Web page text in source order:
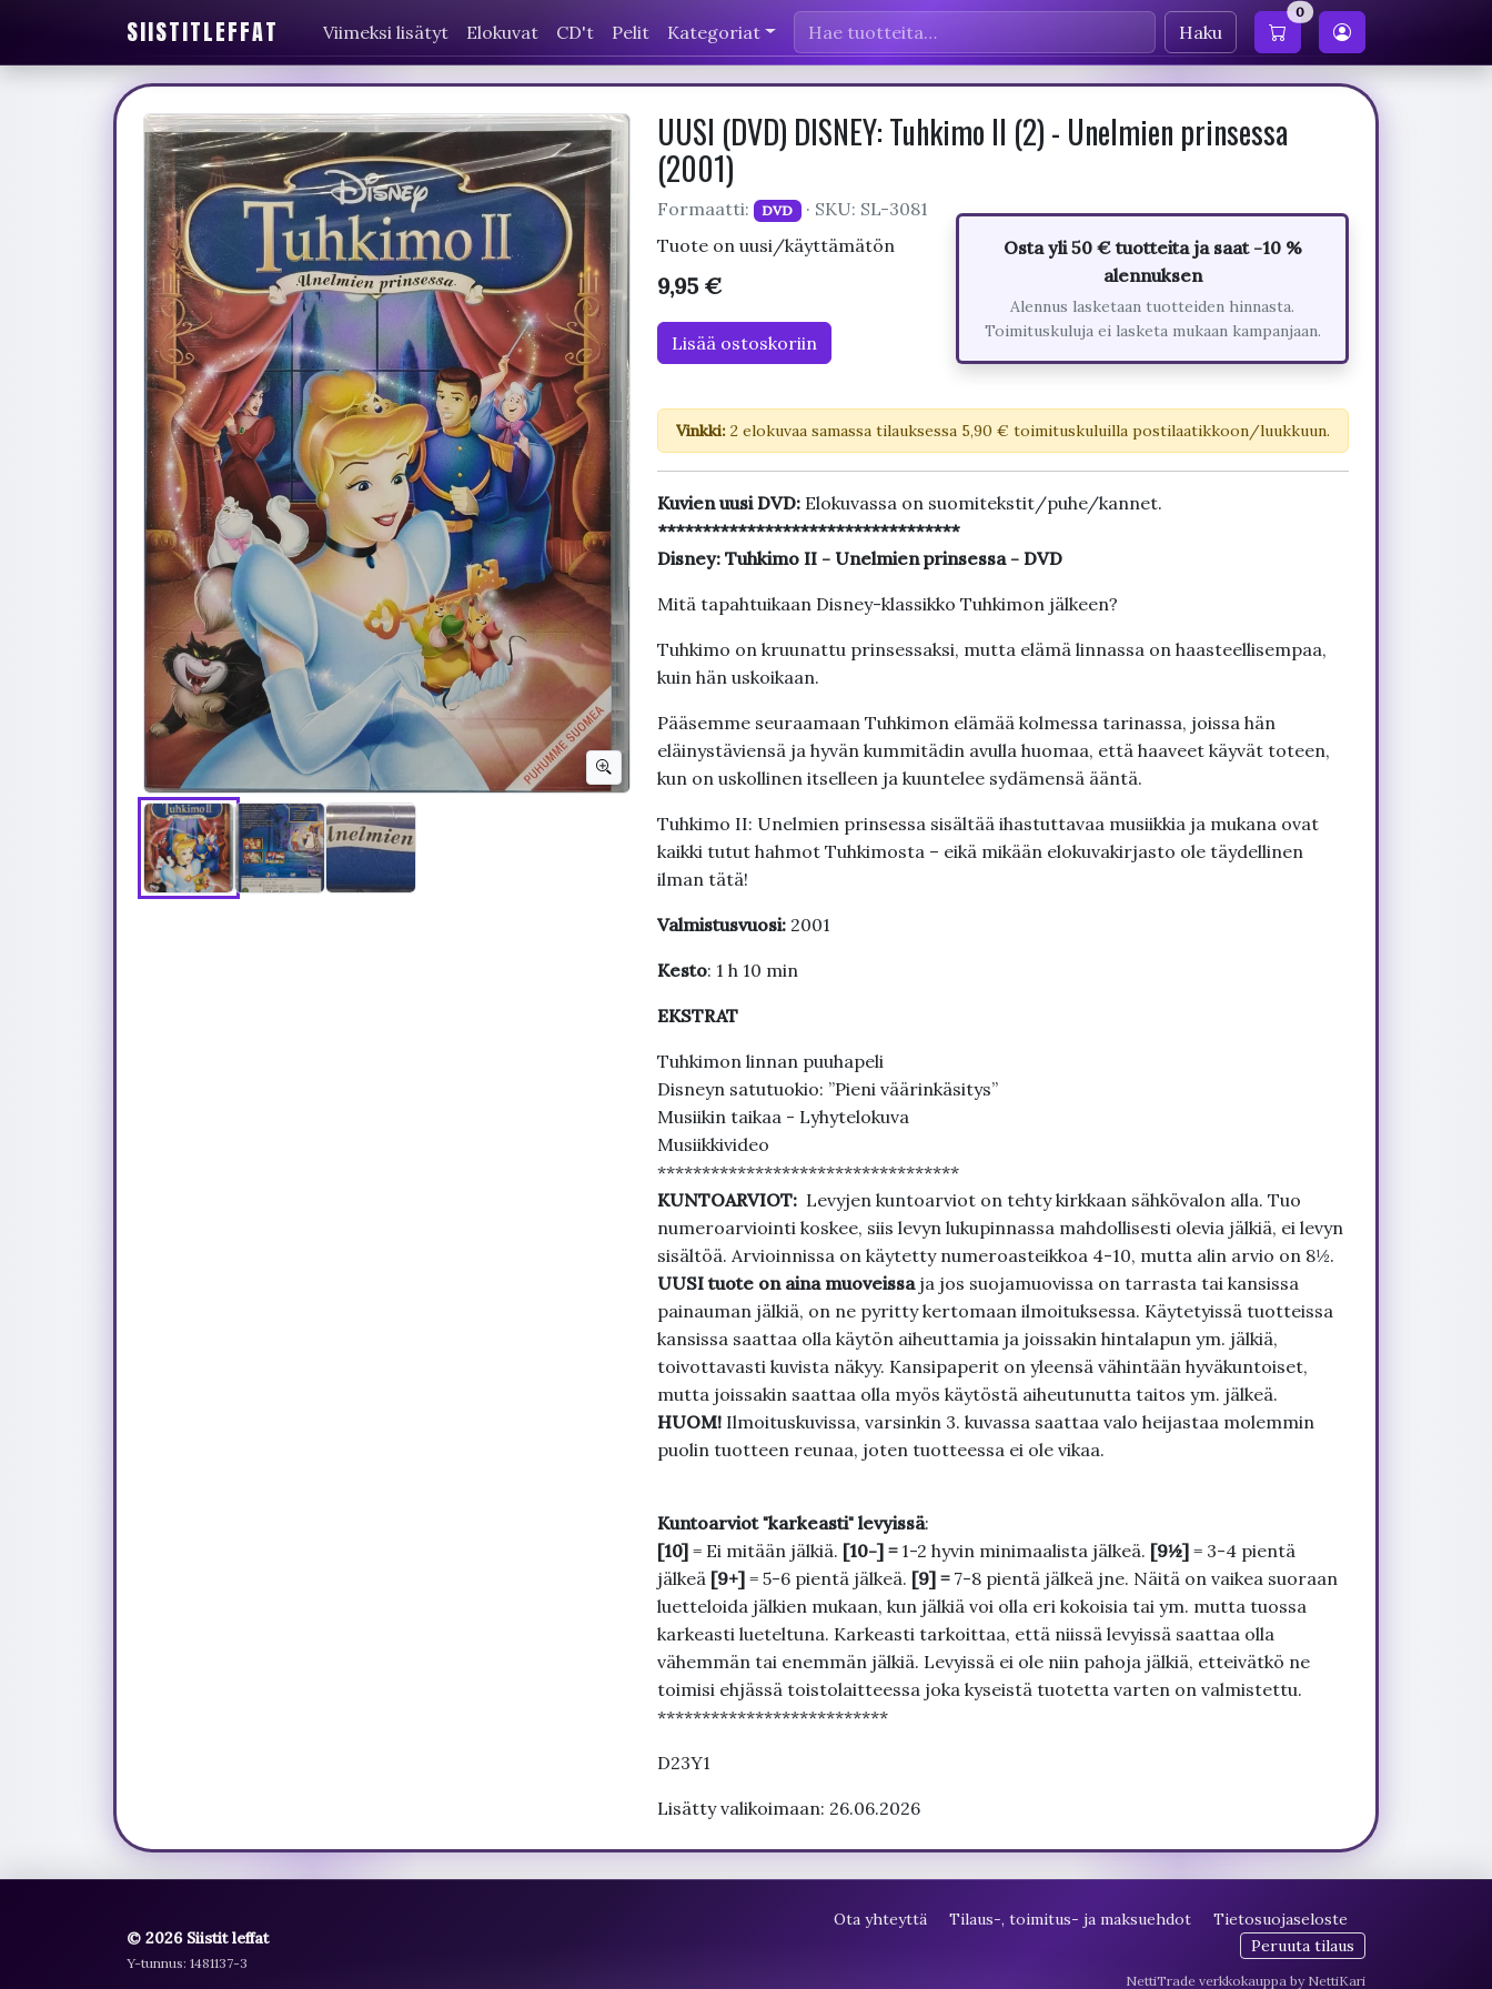
SIISTITLEFFAT Viimeksi lisätyt Elokuvat CD't Pelit Kategoriat Haku
0
UUSI (DVD) DISNEY: Tuhkimo II (2) - Unelmien prinsessa
(2001)
Formaatti: DVD
· SKU: SL-3081
Tuote on uusi/käyttämätön
9,95 €
Lisää ostoskoriin
Osta yli 50 € tuotteita ja saat -10 %
alennuksen
Alennus lasketaan tuotteiden hinnasta.
Toimituskuluja ei lasketa mukaan kampanjaan.
Vinkki:2 elokuvaa samassa tilauksessa 5,90 € toimituskuluilla postilaatikkoon/luukkuun.
Kuvien uusi DVD: Elokuvassa on suomitekstit/puhe/kannet.
**********************************
Disney: Tuhkimo II - Unelmien prinsessa - DVD
Mitä tapahtuikaan Disney-klassikko Tuhkimon jälkeen?
Tuhkimo on kruunattu prinsessaksi, mutta elämä linnassa on haasteellisempaa,
kuin hän uskoikaan.
Pääsemme seuraamaan Tuhkimon elämää kolmessa tarinassa, joissa hän
eläinystäviensä ja hyvän kummitädin avulla huomaa, että haaveet käyvät toteen,
kun on uskollinen itselleen ja kuuntelee sydämensä ääntä.
Tuhkimo II: Unelmien prinsessa sisältää ihastuttavaa musiikkia ja mukana ovat
kaikki tutut hahmot Tuhkimosta – eikä mikään elokuvakirjasto ole täydellinen
ilman tätä!
Valmistusvuosi:2001
Kesto: 1 h 10 min
EKSTRAT
Tuhkimon linnan puuhapeli
Disneyn satutuokio: ”Pieni väärinkäsitys”
Musiikin taikaa - Lyhytelokuva
Musiikkivideo
**********************************
KUNTOARVIOT: Levyjen kuntoarviot on tehty kirkkaan sähkövalon alla. Tuo
numeroarviointi koskee, siis levyn lukupinnassa mahdollisesti olevia jälkiä, ei levyn
sisältöä. Arvioinnissa on käytetty numeroasteikkoa 4-10, mutta alin arvio on 8½.
UUSI tuote on aina muoveissa ja jos suojamuovissa on tarrasta tai kansissa
painauman jälkiä, on ne pyritty kertomaan ilmoituksessa. Käytetyissä tuotteissa
kansissa saattaa olla käytön aiheuttamia ja joissakin hintalapun ym. jälkiä,
toivottavasti kuvista näkyy. Kansipaperit on yleensä vähintään hyväkuntoiset,
mutta joissakin saattaa olla myös käytöstä aiheutunutta taitos ym. jälkeä.
HUOM!Ilmoituskuvissa, varsinkin 3. kuvassa saattaa valo heijastaa molemmin
puolin tuotteen reunaa, joten tuotteessa ei ole vikaa.
Kuntoarviot "karkeasti" levyissä:
[10]= Ei mitään jälkiä. [10-] = 1-2 hyvin minimaalista jälkeä. [9½]= 3-4 pientä
jälkeä [9+]= 5-6 pientä jälkeä. [9] = 7-8 pientä jälkeä jne. Näitä on vaikea suoraan
luetteloida jälkien mukaan, kun jälkiä voi olla eri kokoisia tai ym. mutta tuossa
karkeasti lueteltuna. Karkeasti tarkoittaa, että niissä levyissä saattaa olla
vähemmän tai enemmän jälkiä. Levyissä ei ole niin pahoja jälkiä, etteivätkö ne
toimisi ehjässä toistolaitteessa joka kyseistä tuotetta varten on valmistettu.
**************************
D23Y1
Lisätty valikoimaan: 26.06.2026
© 2026 Siistit leffat
Y-tunnus: 1481137-3
Ota yhteyttä Tilaus-, toimitus- ja maksuehdot
Tietosuojaseloste
Peruuta tilaus
NettiTrade verkkokauppa by NettiKari